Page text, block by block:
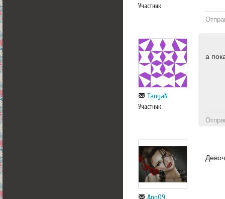
Участник
TanyaN
Участник
а
Ann09